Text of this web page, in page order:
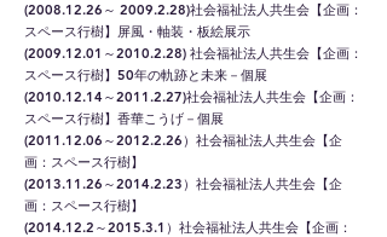
(2008.12.26 ～ 2009.2.28)社会福祉法人共生会【企画：
スペース行樹】屏風・軸装・板絵展示
(2009.12.01 ～2010.2.28) 社会福祉法人共生会【企画：
スペース行樹】50年の軌跡と未来－個展
(2010.12.14～2011.2.27)社会福祉法人共生会【企画：
スペース行樹】香華こうげ－個展
(2011.12.06 ～2012.2.26）社会福祉法人共生会【企
画：スペース行樹】
(2013.11.26 ～2014.2.23）社会福祉法人共生会【企
画：スペース行樹】
(2014.12.2 ～2015.3.1）社会福祉法人共生会【企画：